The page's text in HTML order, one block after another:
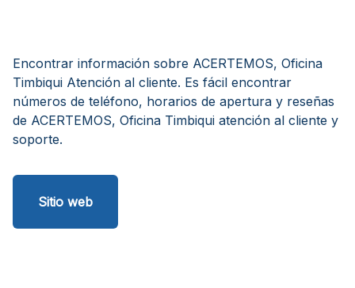
Encontrar información sobre ACERTEMOS, Oficina
Timbiqui Atención al cliente. Es fácil encontrar
números de teléfono, horarios de apertura y reseñas
de ACERTEMOS, Oficina Timbiqui atención al cliente y
soporte.
Sitio web